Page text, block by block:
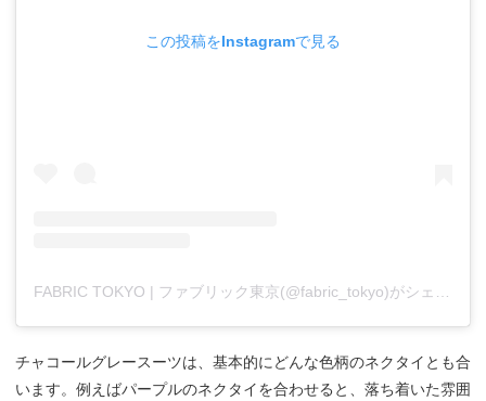
この投稿をInstagramで見る
FABRIC TOKYO | ファブリック東京(@fabric_tokyo)がシェアした投稿
チャコールグレースーツは、基本的にどんな色柄のネクタイとも合
います。例えばパープルのネクタイを合わせると、落ち着いた雰囲